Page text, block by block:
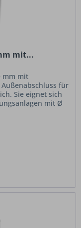
mit...
mm mit
für
Sie eignet sich
mit Ø